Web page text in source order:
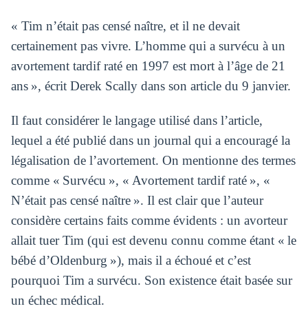
« Tim n’était pas censé naître, et il ne devait
certainement pas vivre. L’homme qui a survécu à un
avortement tardif raté en 1997 est mort à l’âge de 21
ans », écrit Derek Scally dans son article du 9 janvier.
Il faut considérer le langage utilisé dans l’article,
lequel a été publié dans un journal qui a encouragé la
légalisation de l’avortement. On mentionne des termes
comme « Survécu », « Avortement tardif raté », «
N’était pas censé naître ». Il est clair que l’auteur
considère certains faits comme évidents : un avorteur
allait tuer Tim (qui est devenu connu comme étant « le
bébé d’Oldenburg »), mais il a échoué et c’est
pourquoi Tim a survécu. Son existence était basée sur
un échec médical.